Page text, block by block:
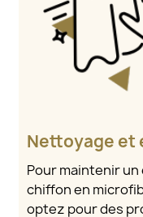
Nettoyage et
Pour maintenir un
chiffon en
optez pour des